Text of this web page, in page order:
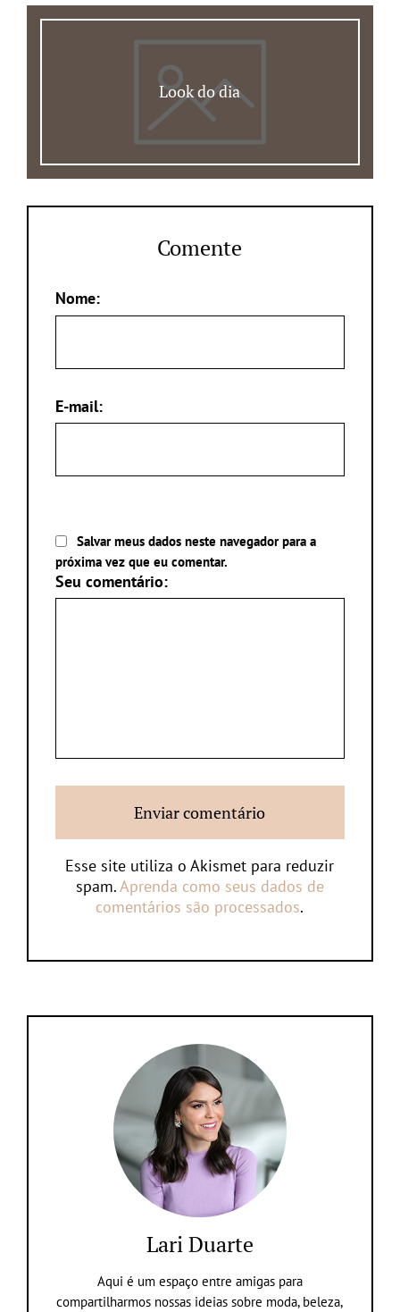
Look do dia
Comente
Nome:
E-mail:
Salvar meus dados neste navegador para a
próxima vez que eu comentar.
Seu comentário:
Esse site utiliza o Akismet para reduzir
spam.Aprenda como seus dados de
comentários são processados.
Lari Duarte
Aqui é um espaço entre amigas para
compartilharmos nossas ideias sobre moda, beleza,